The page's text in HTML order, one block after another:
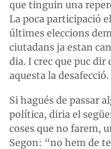
que tinguin una
La poca participació
últimes eleccions
ciutadans ja estan
dia. I crec que puc
aquesta la desafecció.
Si hagués de passar
política, diria el
coses que no farem,
Segon: “no hem de